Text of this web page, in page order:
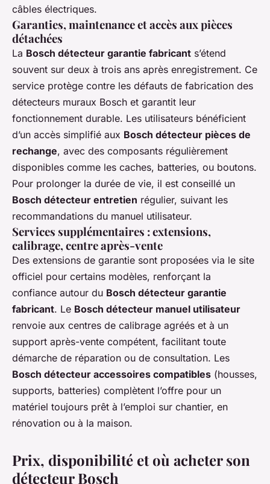
câbles électriques.
Garanties, maintenance et accès aux pièces
détachées
La Bosch détecteur garantie fabricant s’étend
souvent sur deux à trois ans après enregistrement. Ce
service protège contre les défauts de fabrication des
détecteurs muraux Bosch et garantit leur
fonctionnement durable. Les utilisateurs bénéficient
d’un accès simplifié aux Bosch détecteur pièces de
rechange, avec des composants régulièrement
disponibles comme les caches, batteries, ou boutons.
Pour prolonger la durée de vie, il est conseillé un
Bosch détecteur entretien régulier, suivant les
recommandations du manuel utilisateur.
Services supplémentaires : extensions,
calibrage, centre après-vente
Des extensions de garantie sont proposées via le site
officiel pour certains modèles, renforçant la
confiance autour du Bosch détecteur garantie
fabricant. Le Bosch détecteur manuel utilisateur
renvoie aux centres de calibrage agréés et à un
support après-vente compétent, facilitant toute
démarche de réparation ou de consultation. Les
Bosch détecteur accessoires compatibles (housses,
supports, batteries) complètent l’offre pour un
matériel toujours prêt à l’emploi sur chantier, en
rénovation ou à la maison.
Prix, disponibilité et où acheter son
détecteur Bosch